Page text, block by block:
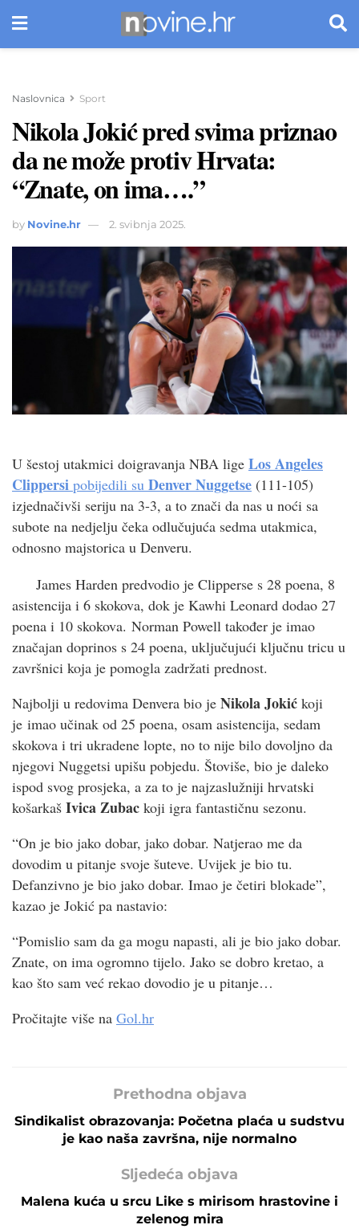
Naslovnica Sport
Nikola Jokić pred svima priznao
da ne može protiv Hrvata:
“Znate, on ima….”
by Novine.hr 2. svibnja 2025.
U šestoj utakmici doigravanja NBA lige Los Angeles
Clippersi pobijedili su Denver Nuggetse (111-105)
izjednačivši seriju na 3-3, a to znači da nas u noći sa
subote na nedjelju čeka odlučujuća sedma utakmica,
odnosno majstorica u Denveru.
James Harden predvodio je Clipperse s 28 poena, 8
asistencija i 6 skokova, dok je Kawhi Leonard dodao 27
poena i 10 skokova. Norman Powell također je imao
značajan doprinos s 24 poena, uključujući ključnu tricu u
završnici koja je pomogla zadržati prednost.
Najbolji u redovima Denvera bio je Nikola Jokić koji
je imao učinak od 25 poena, osam asistencija, sedam
skokova i tri ukradene lopte, no to nije bilo dovoljno da
njegovi Nuggetsi upišu pobjedu. Štoviše, bio je daleko
ispod svog prosjeka, a za to je najzaslužniji hrvatski
košarkaš Ivica Zubac koji igra fantastičnu sezonu.
“On je bio jako dobar, jako dobar. Natjerao me da
dovodim u pitanje svoje šuteve. Uvijek je bio tu.
Defanzivno je bio jako dobar. Imao je četiri blokade”,
kazao je Jokić pa nastavio:
“Pomislio sam da ga mogu napasti, ali je bio jako dobar.
Znate, on ima ogromno tijelo. Jako se dobro kretao, a
kao što sam već rekao dovodio je u pitanje…
Pročitajte više na Gol.hr
Prethodna objava
Sindikalist obrazovanja: Početna plaća u sudstvu
je kao naša završna, nije normalno
Sljedeća objava
Malena kuća u srcu Like s mirisom hrastovine i
zelenog mira